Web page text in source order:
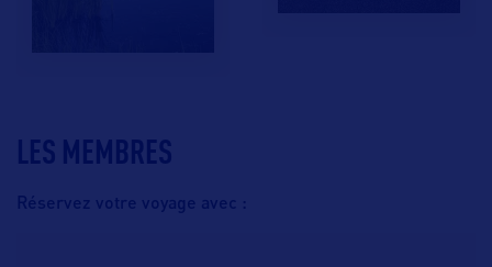
LES MEMBRES
Réservez votre voyage avec :